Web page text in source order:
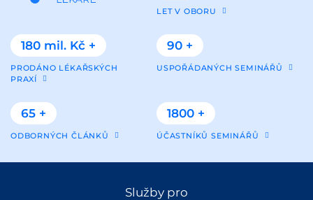
LET V OBORU
180 mil. Kč +
PRODÁNO LÉKAŘSKÝCH
PRAXÍ
90 +
USPOŘÁDANÝCH SEMINÁŘŮ
65 +
ODBORNÝCH ČLÁNKŮ
1800 +
ÚČASTNÍKŮ SEMINÁŘŮ
Služby pro